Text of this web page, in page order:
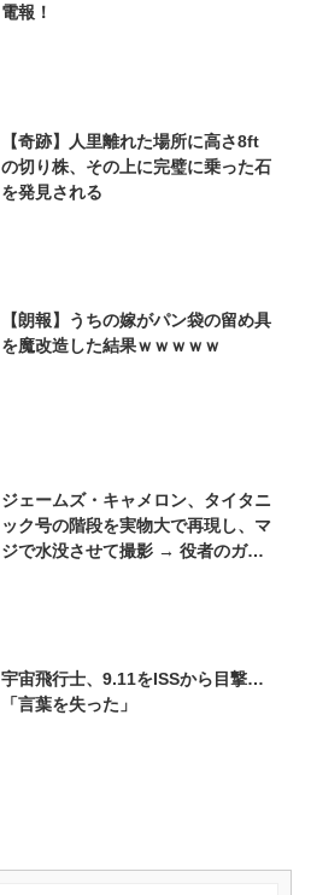
電報！
【奇跡】人里離れた場所に高さ8ft
の切り株、その上に完璧に乗った石
を発見される
【朗報】うちの嫁がパン袋の留め具
を魔改造した結果ｗｗｗｗｗ
ジェームズ・キャメロン、タイタニ
ック号の階段を実物大で再現し、マ
ジで水没させて撮影 → 役者のガチ
宇宙飛行士、9.11をISSから目撃…
「言葉を失った」